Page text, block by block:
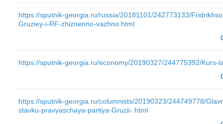
https://sputnik-georgia.ru/russia/20181101/242773133/
Gruziey-i-RF-zhiznenno-vazhno.html
https://sputnik-georgia.ru/economy/20190327/244775392/Kurs-
https://sputnik-georgia.ru/columnists/20190323/244749778/
stavku-pravyaschaya-partiya-Gruzii-.html